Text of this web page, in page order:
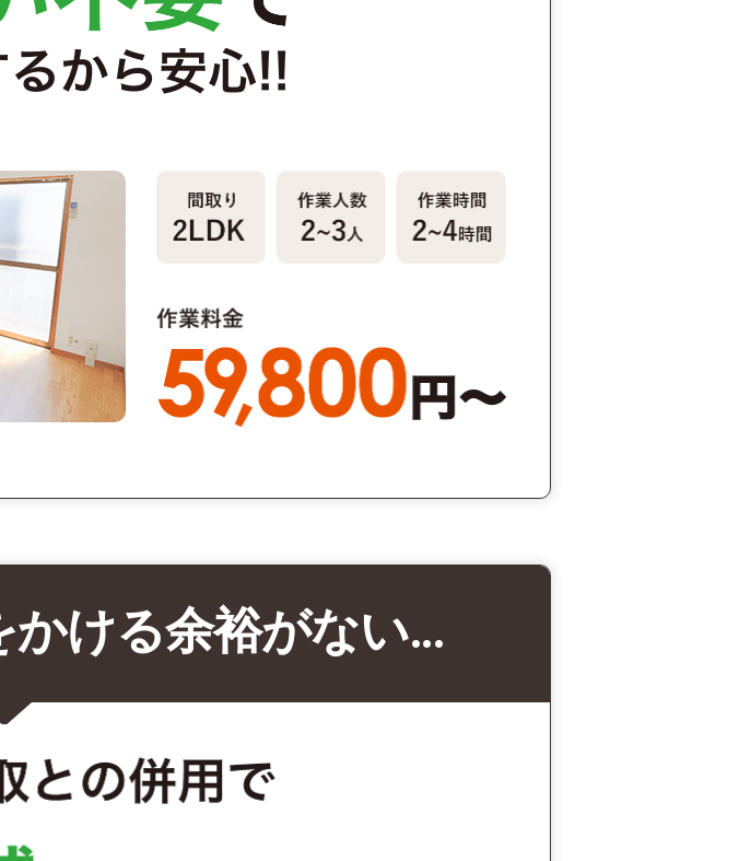
かける余裕がない…